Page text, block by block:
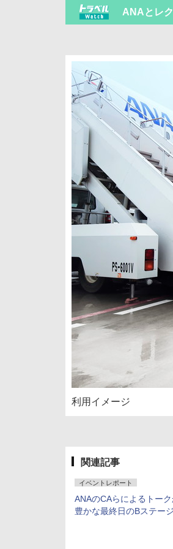
ANAとレ
利用イメージ
関連記事
イベントレポート
ANAのCAらによるトー
豊かな最終日のBステー